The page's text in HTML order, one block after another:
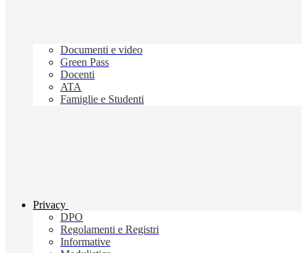
Documenti e video
Green Pass
Docenti
ATA
Famiglie e Studenti
Privacy
DPO
Regolamenti e Registri
Informative